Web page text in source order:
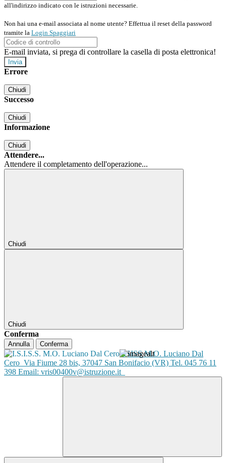
all'indirizzo indicato con le istruzioni necessarie.
Non hai una e-mail associata al nome utente? Effettua il reset della password
tramite la Login Spaggiari
E-mail inviata, si prega di controllare la casella di posta elettronica!
Errore
Chiudi
Successo
Chiudi
Informazione
Chiudi
Attendere...
Attendere il completamento dell'operazione...
Chiudi
Chiudi
Conferma
Annulla Conferma
ISISS M.O. Luciano Dal
Cero Via Fiume 28 bis, 37047 San Bonifacio (VR) Tel. 045 76 11
398 Email: vris00400v@istruzione.it